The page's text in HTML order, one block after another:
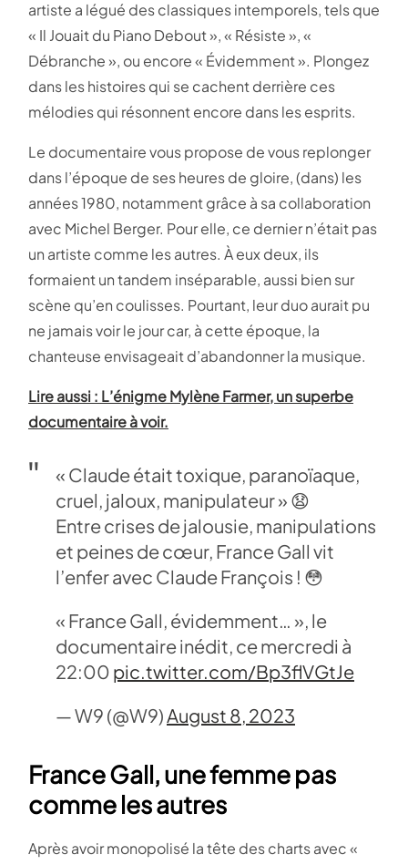
artiste a légué des classiques intemporels, tels que
« Il Jouait du Piano Debout », « Résiste », «
Débranche », ou encore « Évidemment ». Plongez
dans les histoires qui se cachent derrière ces
mélodies qui résonnent encore dans les esprits.
Le documentaire vous propose de vous replonger
dans l’époque de ses heures de gloire, (dans) les
années 1980, notamment grâce à sa collaboration
avec Michel Berger. Pour elle, ce dernier n’était pas
un artiste comme les autres. À eux deux, ils
formaient un tandem inséparable, aussi bien sur
scène qu’en coulisses. Pourtant, leur duo aurait pu
ne jamais voir le jour car, à cette époque, la
chanteuse envisageait d’abandonner la musique.
Lire aussi : L’énigme Mylène Farmer, un superbe
documentaire à voir.
« Claude était toxique, paranoïaque,
cruel, jaloux, manipulateur » 😧
Entre crises de jalousie, manipulations
et peines de cœur, France Gall vit
l’enfer avec Claude François ! 😳
« France Gall, évidemment… », le
documentaire inédit, ce mercredi à
22:00 pic.twitter.com/Bp3flVGtJe
— W9 (@W9)August 8, 2023
France Gall, une femme pas
comme les autres
Après avoir monopolisé la tête des charts avec «